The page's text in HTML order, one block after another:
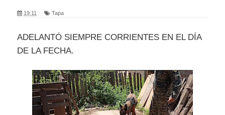
19:11 Tapa
ADELANTÓ SIEMPRE CORRIENTES EN EL DÍA
DE LA FECHA.